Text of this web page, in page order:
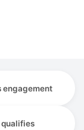
engagement
qualifies